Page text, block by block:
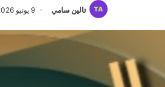
تالين سامي 9 يونيو 2026